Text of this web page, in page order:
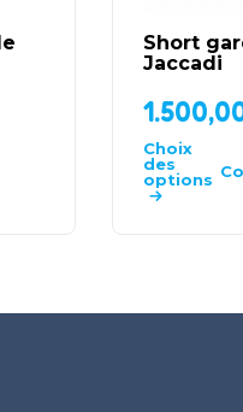
Short
Jaccadi
Choix
des
options